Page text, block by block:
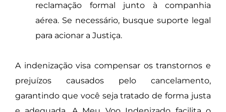
reclamação formal junto à companhia
aérea. Se necessário, busque suporte legal
para acionar a Justiça.
A indenização visa compensar os transtornos e
prejuízos causados pelo cancelamento,
garantindo que você seja tratado de forma justa